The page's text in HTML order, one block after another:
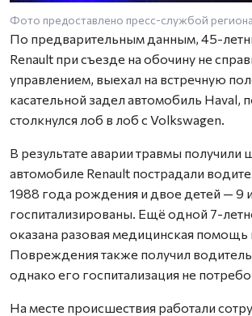
Фото предоставлено пресс-службой
По предварительным данным, 45-
Renault при съезде на обочину не
управлением, выехал на встречную
касательной задел автомобиль Haval,
столкнулся лоб в лоб с Volkswagen.
В результате аварии травмы получили
автомобиле Renault пострадали
1988 года рождения и двое детей — 9
госпитализированы. Ещё одной 7-
оказана разовая медицинская помощь
Повреждения также получил
однако его госпитализация не
На месте происшествия работали